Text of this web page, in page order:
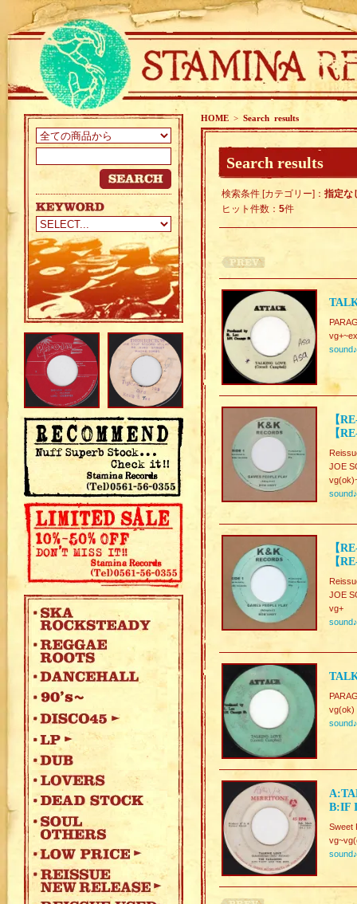
HOME > Search results
Search results
検索条件 [カテゴリー]： 指定な
ヒット件数： 5件
sound♪
【
【
JOE
sound♪
【
【
JOE
vg+
sound♪
vg(ok)
sound♪
B:IF
Sweet
sound♪